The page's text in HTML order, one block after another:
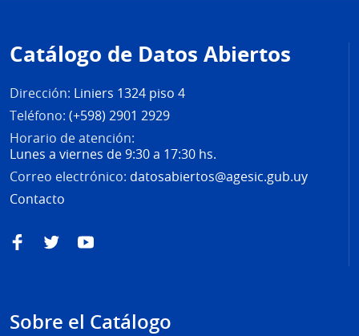
de
página
Catálogo de Datos Abiertos
Dirección: Liniers 1324 piso 4
Teléfono: (+598) 2901 2929
Horario de atención:
Lunes a viernes de 9:30 a 17:30 hs.
Correo electrónico: datosabiertos@agesic.gub.uy
Contacto
FacebookTwitterYouTube
Sobre el Catálogo